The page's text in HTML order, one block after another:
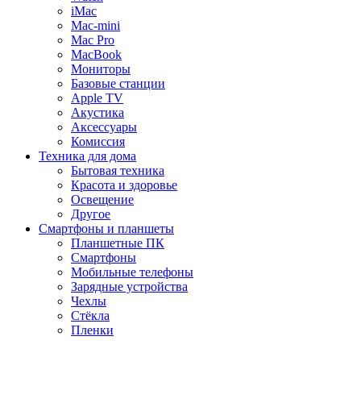
iMac
Mac-mini
Mac Pro
MacBook
Мониторы
Базовые станции
Apple TV
Акустика
Аксессуары
Комиссия
Техника для дома
Бытовая техника
Красота и здоровье
Освещение
Другое
Смартфоны и планшеты
Планшетные ПК
Смартфоны
Мобильные телефоны
Зарядные устройства
Чехлы
Стёкла
Пленки